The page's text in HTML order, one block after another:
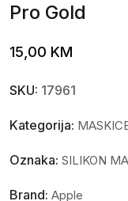
Pro Gold
15,00 KM
SKU: 17961
Kategorija:
Oznaka: SILIKON
Brand: Apple